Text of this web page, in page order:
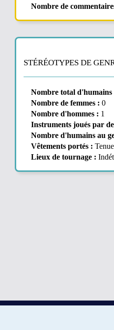
Nombre de
STÉRÉOTYPES DE
Nombre total d'humains
Nombre de femmes : 0
Nombre d'hommes : 1
Instruments joués par
Nombre d'humains au
Vêtements portés :
Lieux de tournage :